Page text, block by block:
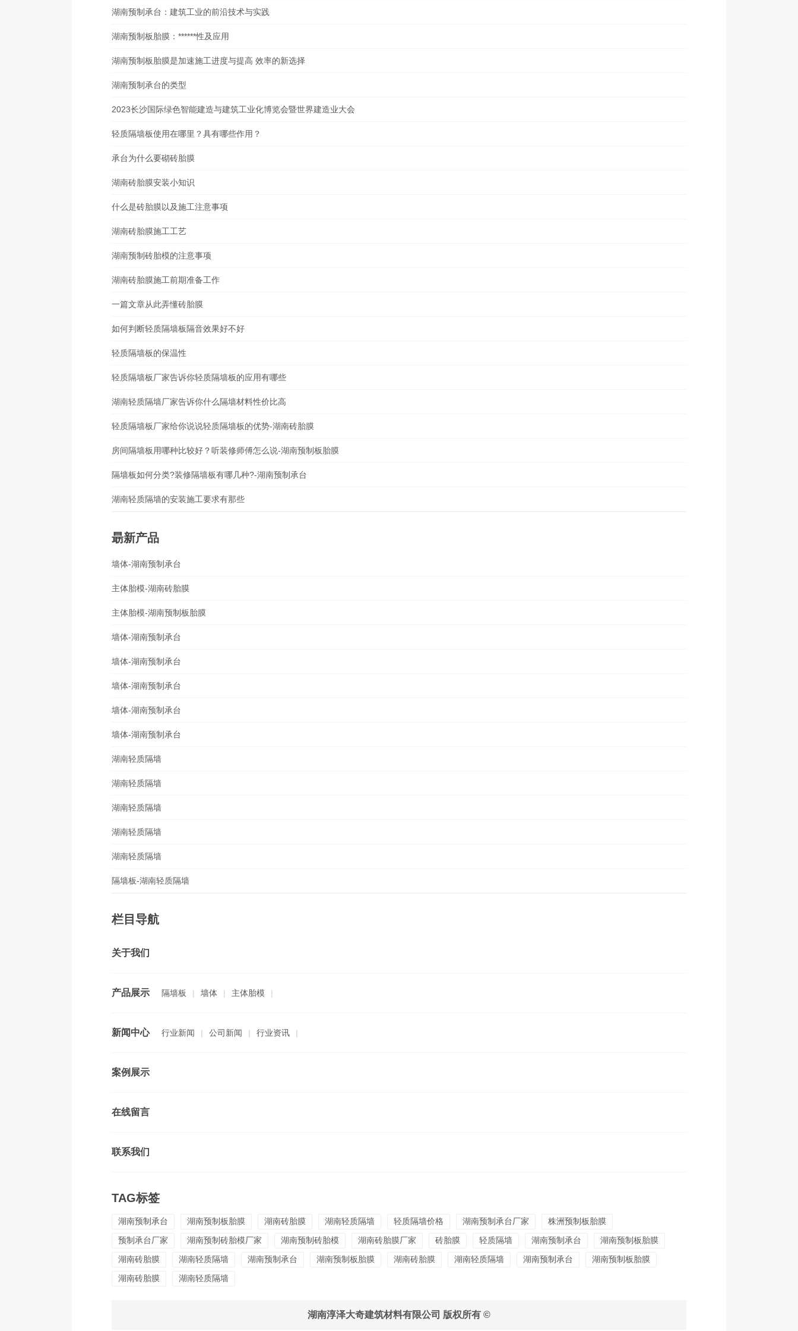
湖南预制承台：建筑工业的前沿技术与实践
湖南预制板胎膜：******性及应用
湖南预制板胎膜是加速施工进度与提高 效率的新选择
湖南预制承台的类型
2023长沙国际绿色智能建造与建筑工业化博览会暨世界建造业大会
轻质隔墙板使用在哪里？具有哪些作用？
承台为什么要砌砖胎膜
湖南砖胎膜安装小知识
什么是砖胎膜以及施工注意事项
湖南砖胎膜施工工艺
湖南预制砖胎模的注意事项
湖南砖胎膜施工前期准备工作
一篇文章从此弄懂砖胎膜
如何判断轻质隔墙板隔音效果好不好
轻质隔墙板的保温性
轻质隔墙板厂家告诉你轻质隔墙板的应用有哪些
湖南轻质隔墙厂家告诉你什么隔墙材料性价比高
轻质隔墙板厂家给你说说轻质隔墙板的优势-湖南砖胎膜
房间隔墙板用哪种比较好？听装修师傅怎么说-湖南预制板胎膜
隔墙板如何分类?装修隔墙板有哪几种?-湖南预制承台
湖南轻质隔墙的安装施工要求有那些
朂新产品
墙体-湖南预制承台
主体胎模-湖南砖胎膜
主体胎模-湖南预制板胎膜
墙体-湖南预制承台
墙体-湖南预制承台
墙体-湖南预制承台
墙体-湖南预制承台
墙体-湖南预制承台
湖南轻质隔墙
湖南轻质隔墙
湖南轻质隔墙
湖南轻质隔墙
湖南轻质隔墙
隔墙板-湖南轻质隔墙
栏目导航
关于我们
产品展示 隔墙板 | 墙体 | 主体胎模 |
新闻中心 行业新闻 | 公司新闻 | 行业资讯 |
案例展示
在线留言
联系我们
TAG标签
湖南预制承台 湖南预制板胎膜 湖南砖胎膜 湖南轻质隔墙 轻质隔墙价格 湖南预制承台厂家
株洲预制板胎膜
预制承台厂家
湖南预制砖胎模厂家 湖南预制砖胎模 湖南砖胎膜厂家 砖胎膜 轻质隔墙 湖南预制承台
湖南预制板胎膜
湖南砖胎膜
湖南轻质隔墙 湖南预制承台 湖南预制板胎膜 湖南砖胎膜 湖南轻质隔墙 湖南预制承台
湖南预制板胎膜
湖南砖胎膜
湖南轻质隔墙
湖南淳泽大奇建筑材料有限公司 版权所有 ©